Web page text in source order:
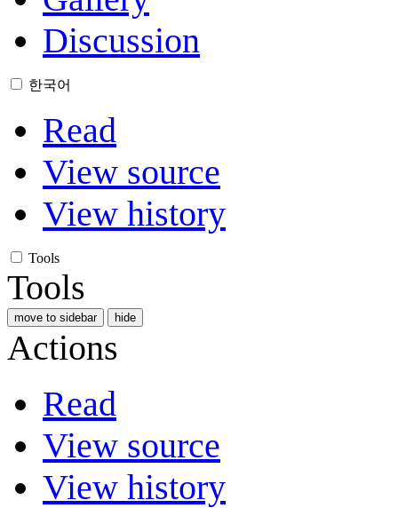
Discussion
한국어
Read
View source
View history
Tools
Tools
move to sidebar hide
Actions
Read
View source
View history